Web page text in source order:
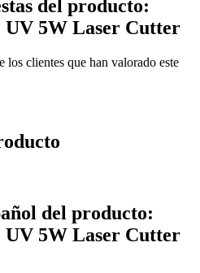
del producto:
5W Laser Cutter
los clientes que han valorado este
del producto:
5W Laser Cutter